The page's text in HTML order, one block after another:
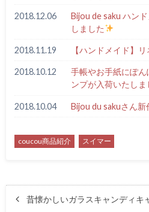
2018.12.06
Bijou de saku ハン
しました
2018.11.19 【ハンドメイド】
2018.10.12
手帳やお手紙にぽ
ンプが入荷いたしま
2018.10.04 Bijou du sakuさん新
coucou商品紹介 スイマー
昔懐かしいガラスキャンディキ